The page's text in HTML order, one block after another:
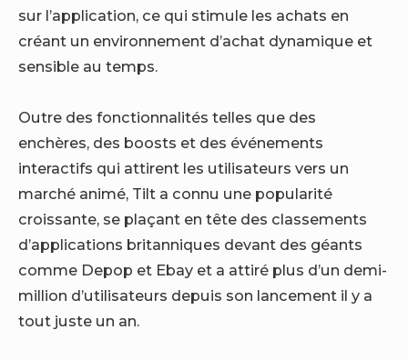
sur l’application, ce qui stimule les achats en
créant un environnement d’achat dynamique et
sensible au temps.
Outre des fonctionnalités telles que des
enchères, des boosts et des événements
interactifs qui attirent les utilisateurs vers un
marché animé, Tilt a connu une popularité
croissante, se plaçant en tête des classements
d’applications britanniques devant des géants
comme Depop et Ebay et a attiré plus d’un demi-
million d’utilisateurs depuis son lancement il y a
tout juste un an.